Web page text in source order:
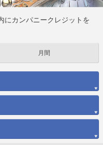
にカンパニークレジットを
月間